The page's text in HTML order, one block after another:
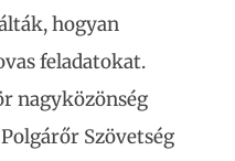
hogyan
feladatokat.
nagyközönség
Szövetség